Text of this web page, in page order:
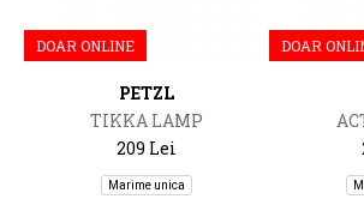
DOAR ONLINE
PETZL
TIKKA LAMP
209 Lei
Marime unica
DOAR